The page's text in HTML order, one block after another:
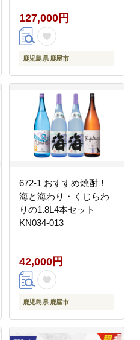
127,000円
鹿児島県 鹿屋市
672-1 おすすめ焼酎！
海と海わり・くじらわ
りの1.8L4本セット
KN034-013
42,000円
鹿児島県 鹿屋市